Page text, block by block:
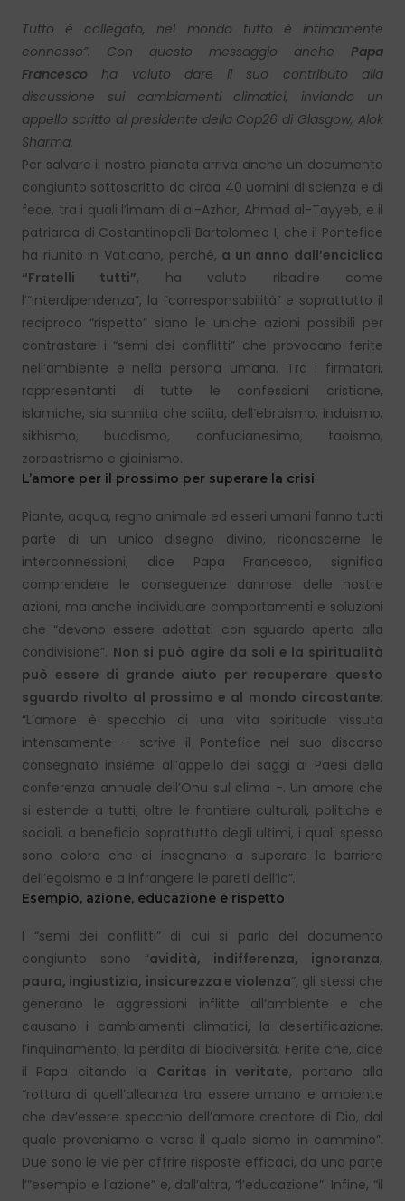
Tutto è collegato, nel mondo tutto è intimamente
connesso”. Con questo messaggio anche Papa
Francesco ha voluto dare il suo contributo alla
discussione sui cambiamenti climatici, inviando un
appello scritto al presidente della Cop26 di Glasgow, Alok
Sharma.
Per salvare il nostro pianeta arriva anche un documento
congiunto sottoscritto da circa 40 uomini di scienza e di
fede, tra i quali l’imam di al-Azhar, Ahmad al-Tayyeb, e il
patriarca di Costantinopoli Bartolomeo I, che il Pontefice
ha riunito in Vaticano, perché, a un anno dall’enciclica
“Fratelli tutti”, ha voluto ribadire come
l’“interdipendenza”, la “corresponsabilità” e soprattutto il
reciproco “rispetto” siano le uniche azioni possibili per
contrastare i “semi dei conflitti” che provocano ferite
nell’ambiente e nella persona umana. Tra i firmatari,
rappresentanti di tutte le confessioni cristiane,
islamiche, sia sunnita che sciita, dell’ebraismo, induismo,
sikhismo, buddismo, confucianesimo, taoismo,
zoroastrismo e giainismo.
L’amore per il prossimo per superare la crisi
Piante, acqua, regno animale ed esseri umani fanno tutti
parte di un unico disegno divino, riconoscerne le
interconnessioni, dice Papa Francesco, significa
comprendere le conseguenze dannose delle nostre
azioni, ma anche individuare comportamenti e soluzioni
che “devono essere adottati con sguardo aperto alla
condivisione”. Non si può agire da soli e la spiritualità
può essere di grande aiuto per recuperare questo
sguardo rivolto al prossimo e al mondo circostante:
“L’amore è specchio di una vita spirituale vissuta
intensamente – scrive il Pontefice nel suo discorso
consegnato insieme all’appello dei saggi ai Paesi della
conferenza annuale dell’Onu sul clima -. Un amore che
si estende a tutti, oltre le frontiere culturali, politiche e
sociali, a beneficio soprattutto degli ultimi, i quali spesso
sono coloro che ci insegnano a superare le barriere
dell’egoismo e a infrangere le pareti dell’io”.
Esempio, azione, educazione e rispetto
I “semi dei conflitti” di cui si parla del documento
congiunto sono “avidità, indifferenza, ignoranza,
paura, ingiustizia, insicurezza e violenza”, gli stessi che
generano le aggressioni inflitte all’ambiente e che
causano i cambiamenti climatici, la desertificazione,
l’inquinamento, la perdita di biodiversità. Ferite che, dice
il Papa citando la Caritas in veritate, portano alla
“rottura di quell’alleanza tra essere umano e ambiente
che dev’essere specchio dell’amore creatore di Dio, dal
quale proveniamo e verso il quale siamo in cammino”.
Due sono le vie per offrire risposte efficaci, da una parte
l’”esempio e l’azione” e, dall’altra, “l’educazione”. Infine, “il